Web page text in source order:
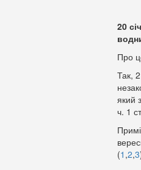
20
Про
Так,
який
ч. 1
(1 ,2,3